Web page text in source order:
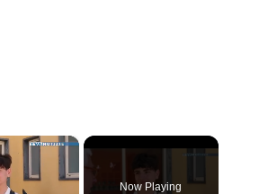
×
Now Playing